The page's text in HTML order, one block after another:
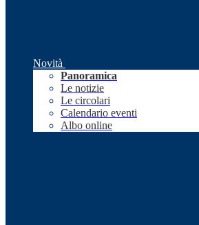
Novità
Panoramica
Le notizie
Le circolari
Calendario eventi
Albo online